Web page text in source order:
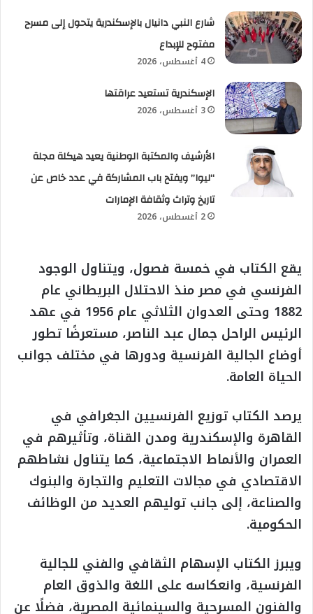
شارع النبي دانيال بالإسكندرية يتحول إلى مسرح
مفتوح للإبداع
4 أغسطس، 2026
الإسكندرية تستعيد عراقتها
3 أغسطس، 2026
الأرشيف والمكتبة الوطنية يعيد هيكلة مجلة
“ليوا” ويفتح باب المشاركة في عدد خاص عن
تاريخ وتراث وثقافة الإمارات
2 أغسطس، 2026
يقع الكتاب في خمسة فصول، ويتناول الوجود
الفرنسي في مصر منذ الاحتلال البريطاني عام
1882 وحتى العدوان الثلاثي عام 1956 في عهد
الرئيس الراحل جمال عبد الناصر، مستعرضًا تطور
أوضاع الجالية الفرنسية ودورها في مختلف جوانب
الحياة العامة.
يرصد الكتاب توزيع الفرنسيين الجغرافي في
القاهرة والإسكندرية ومدن القناة، وتأثيرهم في
العمران والأنماط الاجتماعية، كما يتناول نشاطهم
الاقتصادي في مجالات التعليم والتجارة والبنوك
والصناعة، إلى جانب توليهم العديد من الوظائف
الحكومية.
ويبرز الكتاب الإسهام الثقافي والفني للجالية
الفرنسية، وانعكاسه على اللغة والذوق العام
والفنون المسرحية والسينمائية المصرية، فضلًا عن